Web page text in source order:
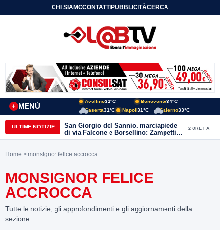
CHI SIAMOCONTATTIPUBBLICITÀCERCA
MENÙ
+
Avellino31°C Benevento34°C
Caserta31°C Napoli31°C Salerno33°C
ULTIME NOTIZIE
San Giorgio del Sannio, marciapiede
di via Falcone e Borsellino: Zampetti e
Lombardi replicano alle polemiche
2 ORE FA
Home > monsignor felice accrocca
MONSIGNOR FELICE
ACCROCCA
Tutte le notizie, gli approfondimenti e gli aggiornamenti della
sezione.